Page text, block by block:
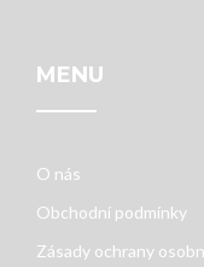
MENU
O nás
Obchodní podmínky
Zásady ochrany